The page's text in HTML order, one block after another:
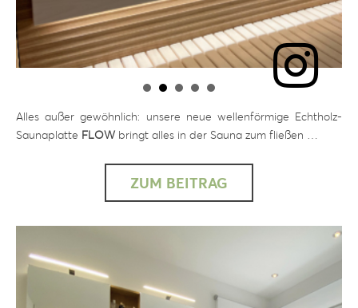
Alles außer gewöhnlich: unsere neue wellenförmige Echtholz-
Saunaplatte FLOW bringt alles in der Sauna zum fließen …
ZUM BEITRAG